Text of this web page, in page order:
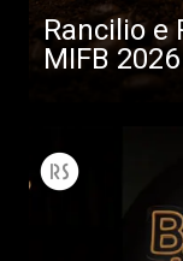
Rancilio e
MIFB 2026